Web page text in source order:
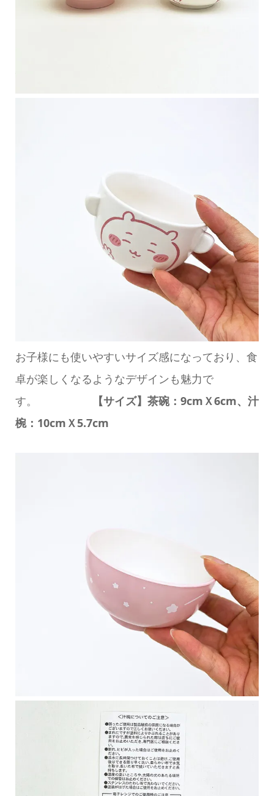
お子様にも使いやすいサイズ感になっており、食
卓が楽しくなるようなデザインも魅力で
す。
【サイズ】茶碗：9cmＸ6cm、汁
椀：10cmＸ5.7cm